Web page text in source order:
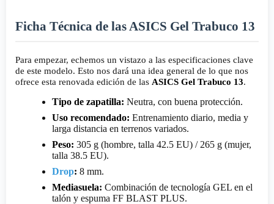
Ficha Técnica de las ASICS Gel Trabuco 13
Para empezar, echemos un vistazo a las especificaciones clave
de este modelo. Esto nos dará una idea general de lo que nos
ofrece esta renovada edición de las ASICS Gel Trabuco 13.
Tipo de zapatilla: Neutra, con buena protección.
Uso recomendado: Entrenamiento diario, media y
larga distancia en terrenos variados.
Peso: 305 g (hombre, talla 42.5 EU) / 265 g (mujer,
talla 38.5 EU).
Drop: 8 mm.
Mediasuela: Combinación de tecnología GEL en el
talón y espuma FF BLAST PLUS.